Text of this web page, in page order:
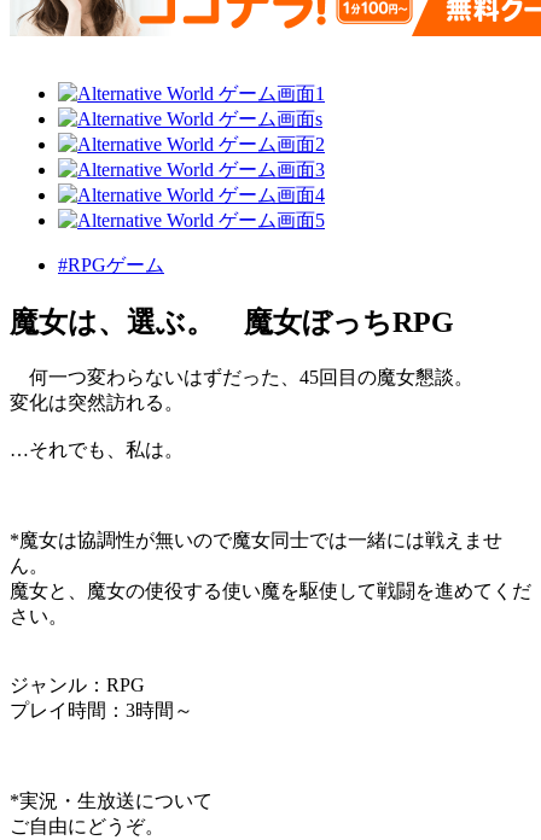
#RPGゲーム
魔女は、選ぶ。 魔女ぼっちRPG
何一つ変わらないはずだった、45回目の魔女懇談。
変化は突然訪れる。
…それでも、私は。
*魔女は協調性が無いので魔女同士では一緒には戦えませ
ん。
魔女と、魔女の使役する使い魔を駆使して戦闘を進めてくだ
さい。
ジャンル：RPG
プレイ時間：3時間～
*実況・生放送について
ご自由にどうぞ。